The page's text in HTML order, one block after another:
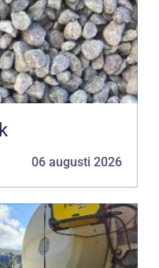
06 augusti 2026